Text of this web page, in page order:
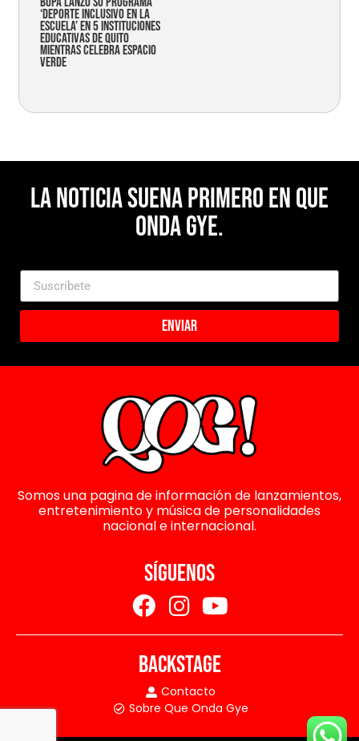
‘Deporte Inclusivo en la
Escuela’ en 5 instituciones
educativas de Quito
mientras celebra espacio
verde
La noticia suena primero en Que
Onda Gye.
Enviar
Somos una pagina de información de lanzamientos,
entretenimiento y música de personalidades
nacional e internacional.
SÍGUENOS
BACKSTAGE
Contacto
Sobre Que Onda Gye